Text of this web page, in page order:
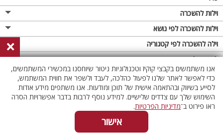
מגזין
פרסום באתר
תקנון
מדיניות פרטיות
וילות להשכרה
וילות בצפון
וילות במרכז
וילות בדרום
וילות באילת
וילות בשרון
וילות באזור החרמון
וילות להשכרה לפי נושא
וילה לזוגות
וילות למשפחות
וילות לציבור הדתי
אירוח דרוזי
וילות למסיבות
וילה להשכרה לפי קטגוריה
וילות עם בריכה
וילה עם בריכה מחוממת
וילה עם בריכה מחוממת מקורה
וילות עם סאונה
לופטים להשכרה
לופט
לופטים בצפון
לופטים בדרום
×
אנו משתמשים בקבצי קוקיז וטכנולוגיות ניטור שיוחסנו במכשירי המשתמשים,
כדי לאפשר לאתר שלנו לפעול כהלכה, לעבד ולשפר את חווית המשתמש,
לסייע בשיווק ובהתאמה אישית של תוכן ומודעות. אנו משתפים מידע אודות
השימוש שלך עם צדדים שלישיים. למידע נוסף לרבות בדבר אפשרויות הסרה
ראו פירוט ב־מדיניות הפרטיות.
אישור